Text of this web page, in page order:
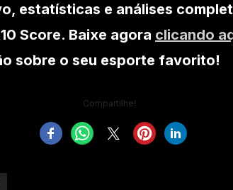
estatísticas e análises
Score. Baixe agora clicando
sobre o seu esporte favorito!
Compartilhe!